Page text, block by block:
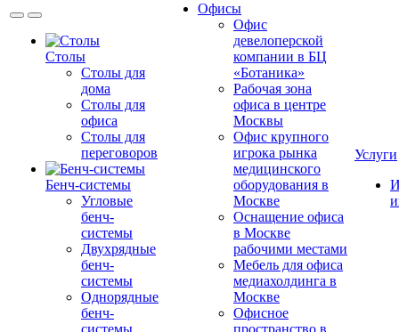
Столы
Столы для
дома
Столы для
офиса
Столы для
переговоров
Бенч-системы
Угловые
бенч-
системы
Двухрядные
бенч-
системы
Однорядные
бенч-
системы
Офисы
Офис
девелоперской
компании в БЦ
«Ботаника»
Рабочая зона
офиса в центре
Москвы
Офис крупного
игрока рынка
медицинского
оборудования в
Москве
Оснащение офиса
в Москве
рабочими местами
Мебель для офиса
медиахолдинга в
Москве
Офисное
пространство в
Услуги